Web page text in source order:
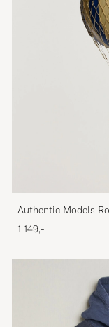
Authentic Models
1 149,-